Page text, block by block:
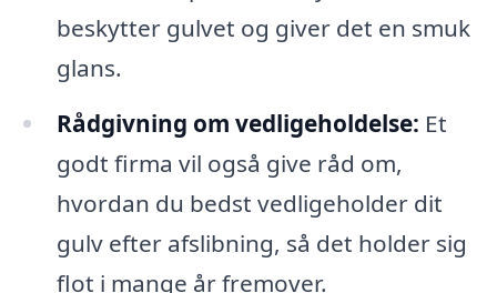
beskytter gulvet og giver det en smuk
glans.
Rådgivning om vedligeholdelse: Et
godt firma vil også give råd om,
hvordan du bedst vedligeholder dit
gulv efter afslibning, så det holder sig
flot i mange år fremover.